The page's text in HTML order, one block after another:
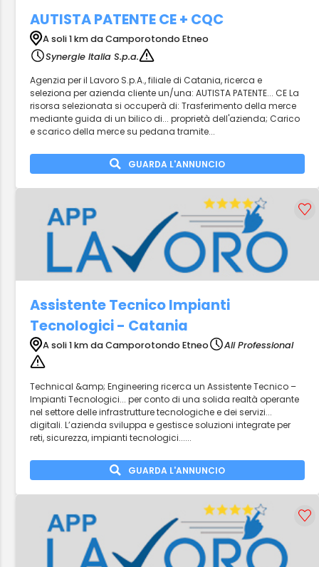
AUTISTA PATENTE CE + CQC
A soli 1 km da Camporotondo Etneo
Synergie Italia S.p.a.
Agenzia per il Lavoro S.p.A., filiale di Catania, ricerca e
seleziona per azienda cliente un/una: AUTISTA PATENTE... CE La
risorsa selezionata si occuperà di: Trasferimento della merce
mediante guida di un bilico di... proprietà dell'azienda; Carico
e scarico della merce su pedana tramite...
GUARDA L'ANNUNCIO
Assistente Tecnico Impianti
Tecnologici - Catania
A soli 1 km da Camporotondo Etneo Ali Professional
Technical &amp; Engineering ricerca un Assistente Tecnico –
Impianti Tecnologici... per conto di una solida realtà operante
nel settore delle infrastrutture tecnologiche e dei servizi...
digitali. L’azienda sviluppa e gestisce soluzioni integrate per
reti, sicurezza, impianti tecnologici......
GUARDA L'ANNUNCIO